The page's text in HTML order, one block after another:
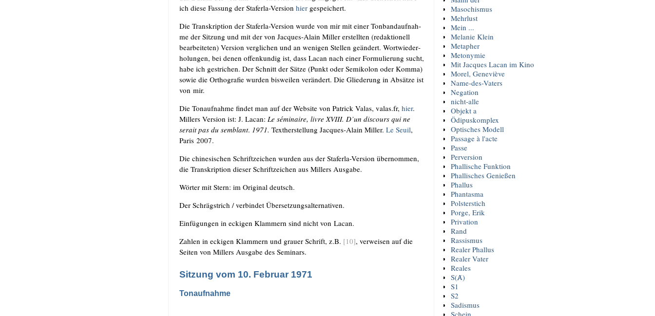
ich die­se Fas­sung der Sta­fer­la-Ver­si­onhier gespeichert.
Die Tran­skrip­ti­on der Sta­fer­la-Ver­si­on wur­de von mir mit einer Ton­band­auf­nah­
me der Sit­zung und mit der von Jac­ques-Alain Mil­ler erstell­ten (redak­tio­nell
bear­bei­te­ten) Ver­si­on ver­gli­chen und an weni­gen Stel­len geän­dert. Wort­wie­der­
ho­lun­gen, bei denen offen­kun­dig ist, dass Lacan nach einer For­mu­lie­rung sucht,
habe ich gestri­chen. Der Schnitt der Sät­ze (Punkt oder Semi­ko­lon oder Kom­ma)
sowie die Ortho­gra­fie wur­den bis­wei­len ver­än­dert. Die Glie­de­rung in Absät­ze ist
von mir.
Die Ton­auf­nah­me fin­det man auf der Web­site von Patrick Valas, valas​.fr,hier.
Mil­lers Ver­si­on ist: J. Lacan: Le sémi­n­aire, liv­re XVIII. D’un dis­cours qui ne
serait pas du sem­blant. 1971. Text­her­stel­lung Jac­ques-Alain Mil­ler.Le Seuil,
Paris 2007.
Die chi­ne­si­schen Schrift­zei­chen wur­den aus der Sta­fer­la-Ver­si­on über­nom­men,
die Tran­skrip­ti­on die­ser Schrift­zei­chen aus Mil­lers Ausgabe.
Wör­ter mit Stern: im Ori­gi­nal deutsch.
Der Schräg­strich /​ ver­bin­det Übersetzungsalternativen.
Ein­fü­gun­gen in ecki­gen Klam­mern sind nicht von Lacan.
Zah­len in ecki­gen Klam­mern und grau­er Schrift, z.B. [10], ver­wei­sen auf die
Sei­ten von Mil­lers Aus­ga­be des Seminars.
Sitzung vom 10. Februar 1971
Tonaufnahme
Masochismus
Mehrlust
Mein ...
Melanie Klein
Metapher
Metonymie
Mit Jacques Lacan im Kino
Morel, Geneviève
Name-des-Vaters
Negation
nicht-alle
Objekt a
Ödipuskomplex
Optisches Modell
Passage à l'acte
Passe
Perversion
Phallische Funktion
Phallisches Genießen
Phallus
Phantasma
Polsterstich
Porge, Erik
Privation
Rand
Rassismus
Realer Phallus
Realer Vater
Reales
S(Ⱥ)
S1
S2
Sadismus